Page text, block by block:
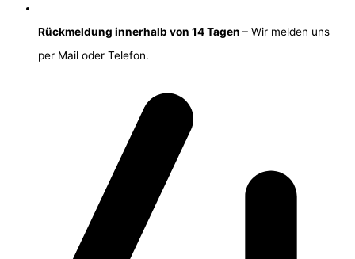
Rückmeldung innerhalb von 14 Tagen – Wir melden uns
per Mail oder Telefon.